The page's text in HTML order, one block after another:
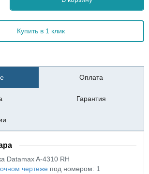
Купить в 1 клик
Оплата
Гарантия
Datamax A-4310 RH
чертеже под номером: 1